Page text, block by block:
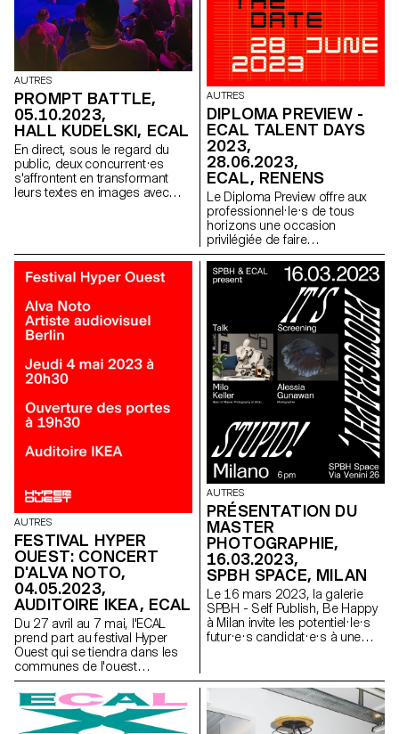
AUTRES
PROMPT BATTLE,
05.10.2023,
HALL KUDELSKI, ECAL
En direct, sous le regard du
public, deux concurrent·es
s'affrontent en transformant
leurs textes en images avec
AUTRES
DIPLOMA PREVIEW -
ECAL TALENT DAYS
2023,
28.06.2023,
ECAL, RENENS
Le Diploma Preview offre aux
professionnel·le·s de tous
horizons une occasion
privilégiée de faire
connaissance avec notre
nouvelle génération de
diplômé·e·s.
AUTRES
FESTIVAL HYPER
OUEST: CONCERT
D'ALVA NOTO,
04.05.2023,
AUDITOIRE IKEA, ECAL
Du 27 avril au 7 mai, l'ECAL
prend part au festival Hyper
Ouest qui se tiendra dans les
communes de l'ouest
lausannois et ouvre ses portes
pour le concert de l’artiste
allemand Alva Noto.
AUTRES
PRÉSENTATION DU
MASTER
PHOTOGRAPHIE,
16.03.2023,
SPBH SPACE, MILAN
Le 16 mars 2023, la galerie
SPBH - Self Publish, Be Happy
à Milan invite les potentiel·le·s
futur·e·s candidat·e·s à une
responsable du département
photographie, suivie d'une
projection de la photographe et
alumni Alessia Gunawan.